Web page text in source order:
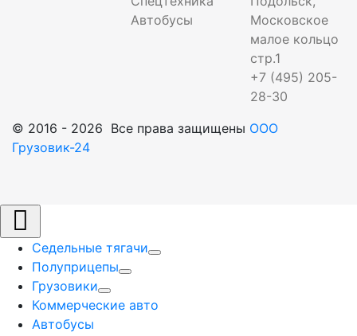
Автобусы
Московское
малое кольцо
стр.1
+7 (495) 205-
28-30
© 2016 - 2026 Все права защищены ООО
Грузовик-24
Седельные тягачи
Полуприцепы
Грузовики
Коммерческие авто
Автобусы